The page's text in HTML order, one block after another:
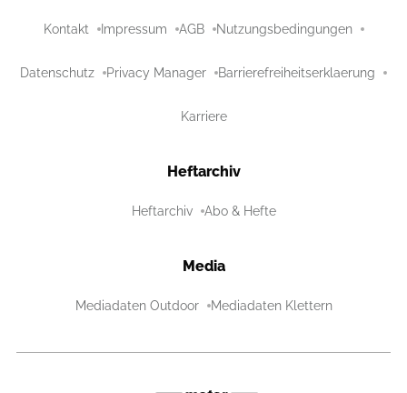
Kontakt Impressum AGB Nutzungsbedingungen
Datenschutz Privacy Manager Barrierefreiheitserklaerung
Karriere
Heftarchiv
Heftarchiv Abo & Hefte
Media
Mediadaten Outdoor Mediadaten Klettern